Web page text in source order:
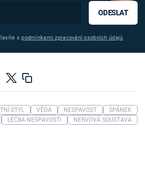
ODESLAT
spodmínkami zpracování osobních údajů
STYL VĚDA NESPAVOST
SPÁNEK
LÉČBA NESPAVOSTI NERVOVÁ SOUSTAVA